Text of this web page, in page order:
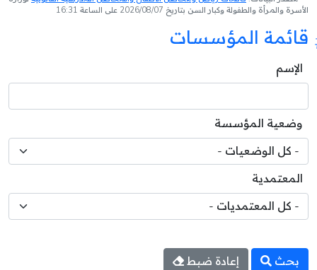
الأسرة والمرأة والطفولة وكبار السن بتاريخ 2026/08/07 على الساعة 16:31
قائمة المؤسسات
الإسم
وضعية المؤسسة
المعتمدية
بحث إعادة ضبط